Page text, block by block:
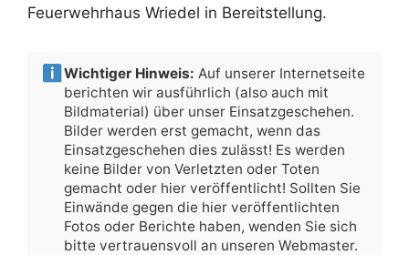
Feuerwehrhaus Wriedel in Bereitstellung.
Wichtiger Hinweis: Auf unserer Internetseite
berichten wir ausführlich (also auch mit
Bildmaterial) über unser Einsatzgeschehen.
Bilder werden erst gemacht, wenn das
Einsatzgeschehen dies zulässt! Es werden
keine Bilder von Verletzten oder Toten
gemacht oder hier veröffentlicht! Sollten Sie
Einwände gegen die hier veröffentlichten
Fotos oder Berichte haben, wenden Sie sich
bitte vertrauensvoll an unseren Webmaster.